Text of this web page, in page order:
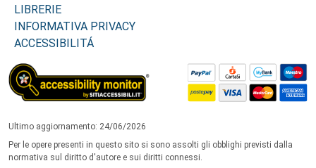
LIBRERIE
INFORMATIVA PRIVACY
ACCESSIBILITÁ
Ultimo aggiornamento: 24/06/2026
Per le opere presenti in questo sito si sono assolti gli obblighi previsti dalla
normativa sul diritto d'autore e sui diritti connessi.